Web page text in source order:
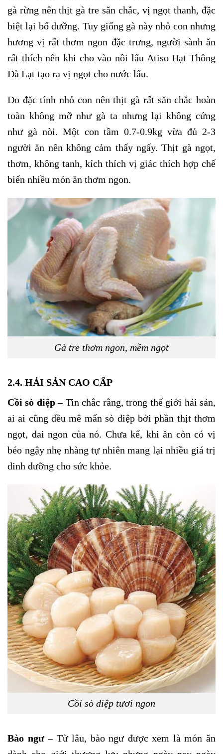
gà rừng nên thịt gà tre săn chắc, vị ngọt thanh, đặc
biệt lại bổ dưỡng. Tuy giống gà này nhỏ con nhưng
hương vị rất thơm ngon đặc trưng, người sành ăn
rất thích nên khi cho vào nồi lẩu Atiso Hạt Thông
Đà Lạt tạo ra vị ngọt cho nước lẩu.
Do đặc tính nhỏ con nên thịt gà rất săn chắc hoàn
toàn không mỡ như gà ta nhưng lại không cứng
như gà nòi. Một con tầm 0.7-0.9kg vừa đủ 2-3
người ăn nên không cảm thấy ngấy. Thịt gà ngọt,
thơm, không tanh, kích thích vị giác thích hợp chế
biến nhiều món ăn thơm ngon.
Gà tre thơm ngon, mềm ngọt
2.4. HẢI SẢN CAO CẤP
Cồi sò điệp– Tin chắc rằng, trong thế giới hải sản,
ai ai cũng đều mê mẩn sò điệp bởi phần thịt thơm
ngọt, dai ngon của nó. Chưa kể, khi ăn còn có vị
béo ngậy nhẹ nhàng tự nhiên mang lại nhiều giá trị
dinh dưỡng cho sức khỏe.
Cồi sò điệp tươi ngon
Bào ngư– Từ lâu, bào ngư được xem là món ăn